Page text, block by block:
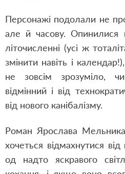
Персонажі подолали не
але й часову.
літочисленні (усі ж
змінити навіть і
не зовсім зрозуміло,
відмінний і від
від нового канібалізму.
Роман Ярослава
хочеться відмахнутися
од надто яскравого